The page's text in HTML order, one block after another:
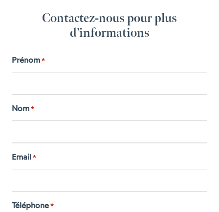
Contactez-nous pour plus
d’informations
Prénom *
Nom *
Email *
Téléphone *